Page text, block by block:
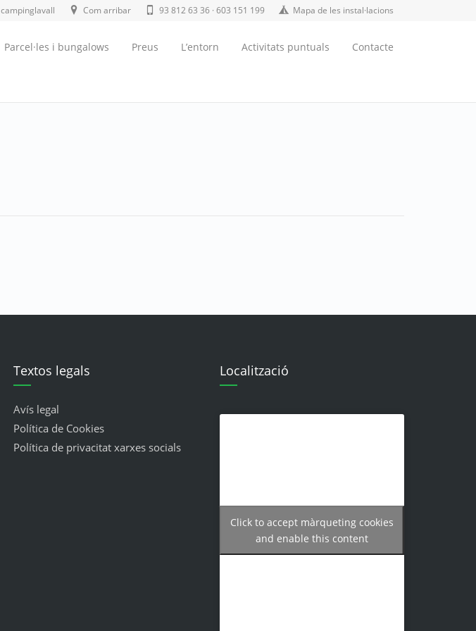
campinglavall Com arribar 93 812 63 36 · 603 151 199 Mapa de les instal·lacions
Parcel·les i bungalows Preus L’entorn Activitats puntuals Contacte
Textos legals
Avís legal
Política de Cookies
Política de privacitat xarxes socials
Localització
Click to accept màrqueting cookies
and enable this content